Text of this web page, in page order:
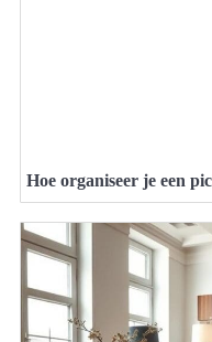
Hoe organiseer je een